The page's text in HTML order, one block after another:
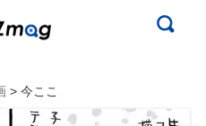
> 今ここ